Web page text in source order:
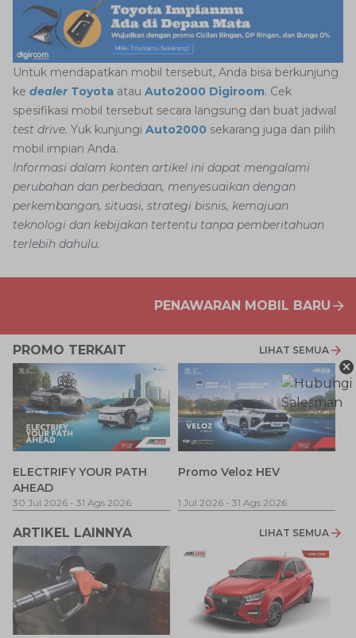
Untuk mendapatkan mobil tersebut, Anda bisa berkunjung
ke dealer Toyota atau Auto2000 Digiroom. Cek
spesifikasi mobil tersebut secara langsung dan buat jadwal
test drive. Yuk kunjungi Auto2000 sekarang juga dan pilih
mobil impian Anda.
Informasi dalam konten artikel ini dapat mengalami
perubahan dan perbedaan, menyesuaikan dengan
perkembangan, situasi, strategi bisnis, kemajuan
teknologi dan kebijakan tertentu tanpa pemberitahuan
terlebih dahulu.
PENAWARAN MOBIL BARU
PROMO TERKAIT LIHAT SEMUA
ELECTRIFY YOUR PATH
AHEAD
30 Jul 2026 - 31 Ags 2026
Promo Veloz HEV
1 Jul 2026 - 31 Ags 2026
ARTIKEL LAINNYA LIHAT SEMUA
×